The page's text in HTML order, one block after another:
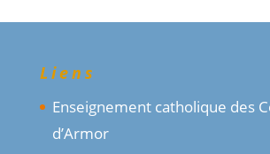
Liens
Enseignement catholique des
d’Armor